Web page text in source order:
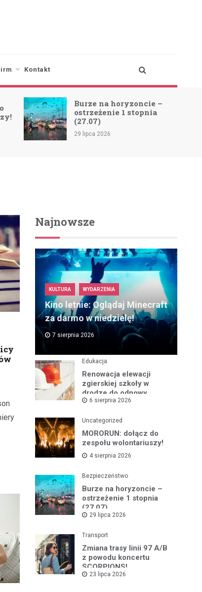
Kontakt
–
stopnia
Zmiana trasy linii 97
A/B z powodu koncertu
23 lipca 2026
Najnowsze
KULTURA WYDARZENIA
Kino letnie: Oglądaj Minecraft
za darmo w niedzielę!
7 sierpnia 2026
Edukacja
Renowacja elewacji
zgierskiej szkoły w
drodze do odnowy
zabytku
6 sierpnia 2026
Uncategorized
MORORUN: dołącz do
zespołu wolontariuszy!
4 sierpnia 2026
Bezpieczeństwo
Burze na horyzoncie –
ostrzeżenie 1 stopnia
(27.07)
29 lipca 2026
Transport
Zmiana trasy linii 97 A/B
z powodu koncertu
SCORPIONS!
23 lipca 2026